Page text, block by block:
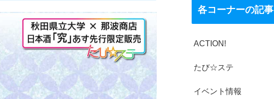
各コーナーの記事
ACTION!
たび☆ステ
イベント情報